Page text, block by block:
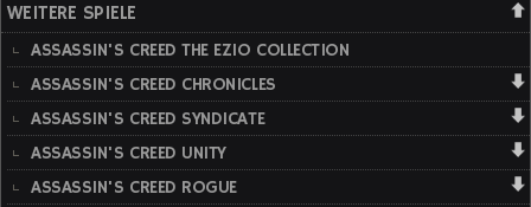
WEITERE SPIELE
ASSASSIN'S CREED THE EZIO COLLECTION
ASSASSIN'S CREED CHRONICLES
ASSASSIN'S CREED SYNDICATE
ASSASSIN'S CREED UNITY
ASSASSIN'S CREED ROGUE